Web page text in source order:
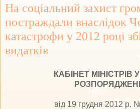
На соціальний захист
постраждали внаслідок
катастрофи у 2012 році
видатків
КАБІНЕТ МІНІСТРІВ
від 19 грудня 2012 р.